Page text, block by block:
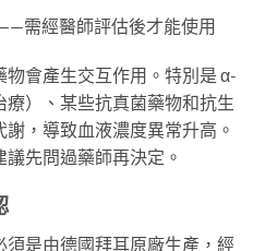
需經醫師評估後才能使用
會產生交互作用。特別是 α-
）、某些抗真菌藥物和抗生
，導致血液濃度異常升高。
先問過藥師再決定。
須是由德國拜耳原廠生產，經